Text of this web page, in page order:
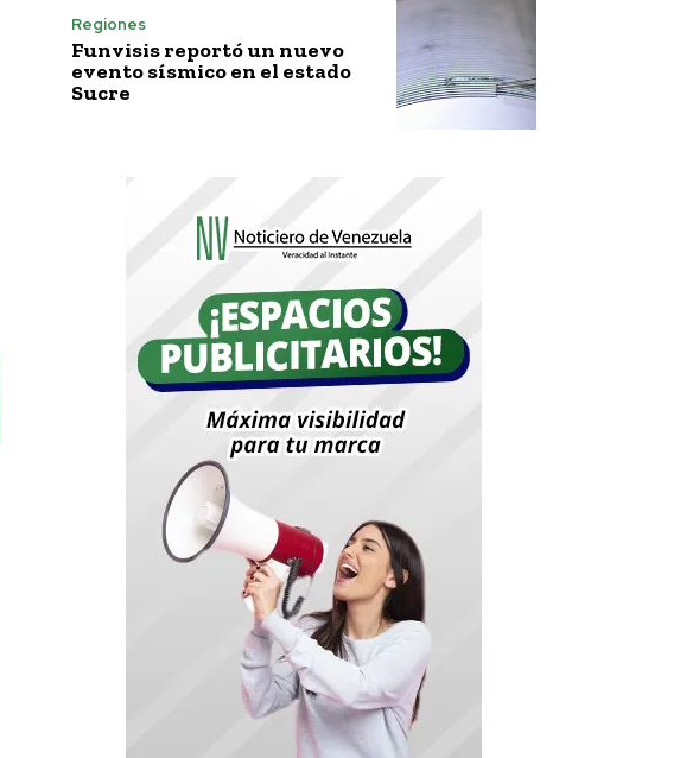
Regiones
Funvisis reportó un nuevo
evento sísmico en el estado
Sucre